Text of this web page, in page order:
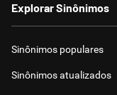
Explorar Sinônimos
Sinônimos populares
Sinônimos atualizados